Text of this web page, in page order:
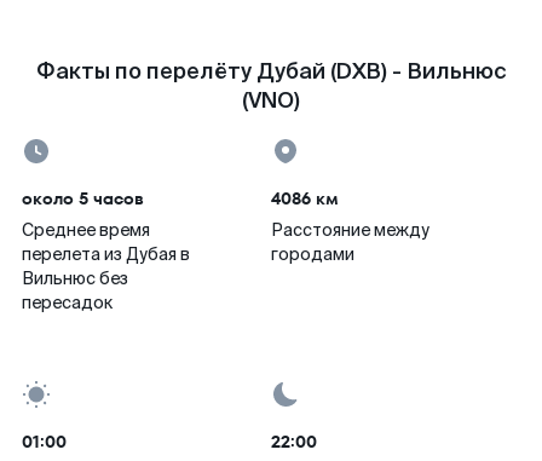
Факты по перелёту Дубай (DXB) - Вильнюс
(VNO)
около 5 часов
Среднее время
перелета из Дубая в
Вильнюс без
пересадок
4086 км
Расстояние между
городами
01:00 22:00